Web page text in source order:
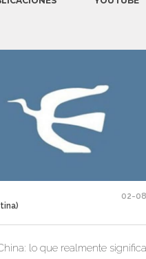
02-
lo que realmente